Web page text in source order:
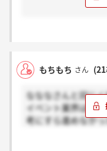
もちもち さん
なななさんと同じ
イベント業界はも
考にすら進めなか